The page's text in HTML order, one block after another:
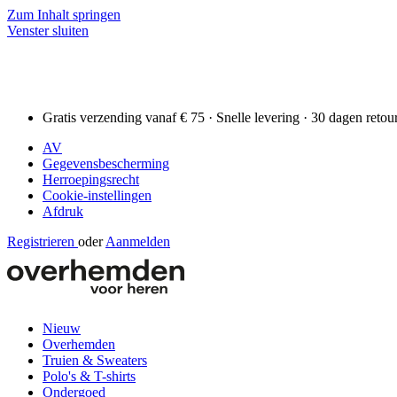
Zum Inhalt springen
Venster sluiten
Gratis verzending vanaf € 75 · Snelle levering · 30 dagen
AV
Gegevensbescherming
Herroepingsrecht
Cookie-instellingen
Afdruk
Registrieren oder Aanmelden
Nieuw
Overhemden
Truien & Sweaters
Polo's & T-shirts
Ondergoed